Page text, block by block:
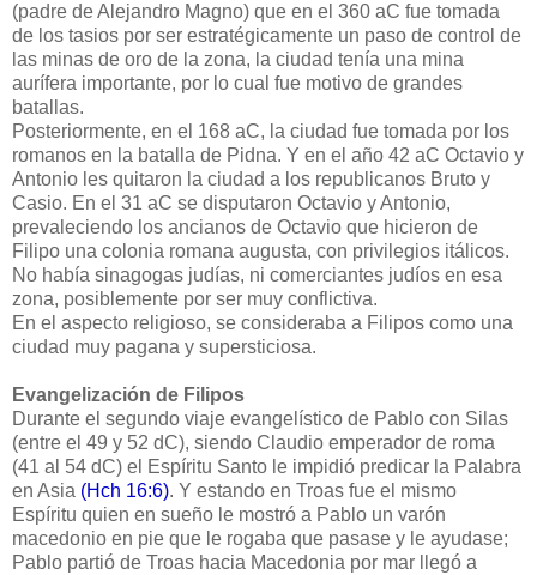
(padre de Alejandro Magno) que en el 360 aC fue tomada
de los tasios por ser estratégicamente un paso de control de
las minas de oro de la zona, la ciudad tenía una mina
aurífera importante, por lo cual fue motivo de grandes
batallas.
Posteriormente, en el 168 aC, la ciudad fue tomada por los
romanos en la batalla de Pidna. Y en el año 42 aC Octavio y
Antonio les quitaron la ciudad a los republicanos Bruto y
Casio. En el 31 aC se disputaron Octavio y Antonio,
prevaleciendo los ancianos de Octavio que hicieron de
Filipo una colonia romana augusta, con privilegios itálicos.
No había sinagogas judías, ni comerciantes judíos en esa
zona, posiblemente por ser muy conflictiva.
En el aspecto religioso, se consideraba a Filipos como una
ciudad muy pagana y supersticiosa.
Evangelización de Filipos
Durante el segundo viaje evangelístico de Pablo con Silas
(entre el 49 y 52 dC), siendo Claudio emperador de roma
(41 al 54 dC) el Espíritu Santo le impidió predicar la Palabra
en Asia (Hch 16:6). Y estando en Troas fue el mismo
Espíritu quien en sueño le mostró a Pablo un varón
macedonio en pie que le rogaba que pasase y le ayudase;
Pablo partió de Troas hacia Macedonia por mar llegó a